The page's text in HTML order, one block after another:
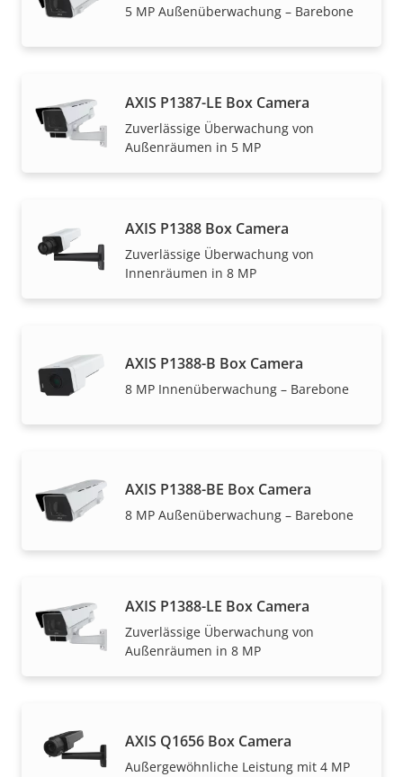
5 MP Außenüberwachung – Barebone
AXIS P1387-LE Box Camera
Zuverlässige Überwachung von
Außenräumen in 5 MP
AXIS P1388 Box Camera
Zuverlässige Überwachung von
Innenräumen in 8 MP
AXIS P1388-B Box Camera
8 MP Innenüberwachung – Barebone
AXIS P1388-BE Box Camera
8 MP Außenüberwachung – Barebone
AXIS P1388-LE Box Camera
Zuverlässige Überwachung von
Außenräumen in 8 MP
AXIS Q1656 Box Camera
Außergewöhnliche Leistung mit 4 MP